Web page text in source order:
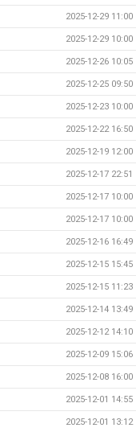
2025-12-29 11:00
2025-12-29 10:00
2025-12-26 10:05
2025-12-25 09:50
2025-12-23 10:00
2025-12-22 16:50
2025-12-19 12:00
2025-12-17 22:51
2025-12-17 10:00
2025-12-17 10:00
2025-12-16 16:49
2025-12-15 15:45
2025-12-15 11:23
2025-12-14 13:49
2025-12-12 14:10
2025-12-09 15:06
2025-12-08 16:00
2025-12-01 14:55
2025-12-01 13:12